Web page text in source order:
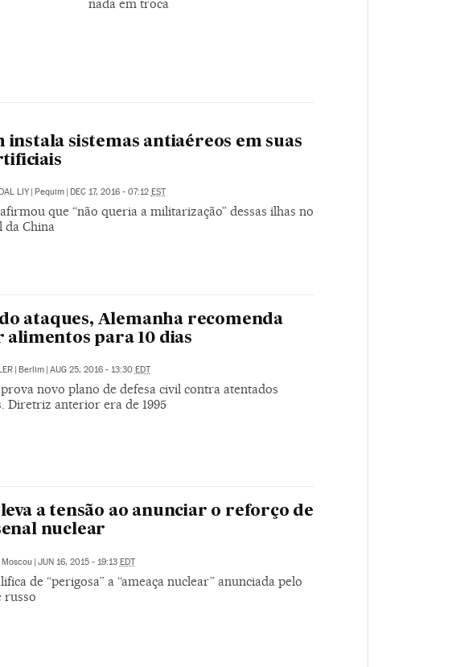
nada em troca
instala sistemas antiaéreos em suas
LIY Pequim DEC 17, 2016 - 07:12 EST
que “não queria a militarização” dessas ilhas no
da China
ataques, Alemanha recomenda
alimentos para 10 dias
Berlim AUG 25, 2016 - 13:30 EDT
novo plano de defesa civil contra atentados
Diretriz anterior era de 1995
a tensão ao anunciar o reforço de
nuclear
Moscou | JUN 16, 2015 - 19:13 EDT
de “perigosa” a “ameaça nuclear” anunciada pelo
russo